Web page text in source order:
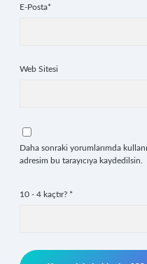
E-Posta*
Web Sitesi
Daha sonraki yorumlarımda
adresim bu tarayıcıya kaydedilsin.
10 - 4 kaçtır? *